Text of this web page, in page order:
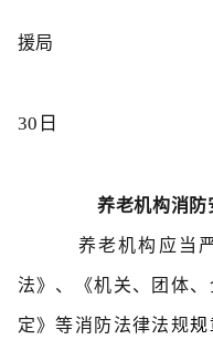
援局
30日
养老机构消防
养老机构应当严
法》、《机关、团体
定》等消防法律法规规